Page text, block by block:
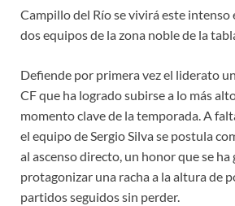
Campillo del Río se vivirá este
dos equipos de la zona noble de la
Defiende por primera vez el liderato
CF que ha logrado subirse a lo más
momento clave de la temporada. A
el equipo de Sergio Silva se postula
al ascenso directo, un honor que se
protagonizar una racha a la altura de
partidos seguidos sin perder.